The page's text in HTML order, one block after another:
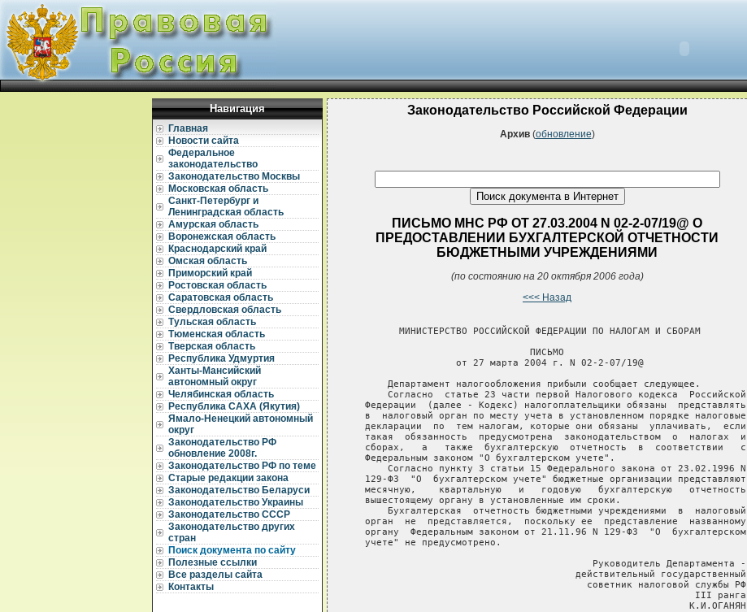
Навигация
Главная
Новости сайта
Федеральное
законодательство
Законодательство Москвы
Московская область
Санкт-Петербург и
Ленинградская область
Амурская область
Воронежская область
Краснодарский край
Омская область
Приморский край
Ростовская область
Саратовская область
Свердловская область
Тульская область
Тюменская область
Тверская область
Республика Удмуртия
Ханты-Мансийский
автономный округ
Челябинская область
Республика САХА (Якутия)
Ямало-Ненецкий автономный
округ
Законодательство РФ
обновление 2008г.
Законодательство РФ по теме
Старые редакции закона
Законодательство Беларуси
Законодательство Украины
Законодательство СССР
Законодательство других
стран
Поиск документа по сайту
Полезные ссылки
Все разделы сайта
Контакты
Законодательство Российской Федерации
Архив (обновление)
ПИСЬМО МНС РФ ОТ 27.03.2004 N 02-2-07/19@ О
ПРЕДОСТАВЛЕНИИ БУХГАЛТЕРСКОЙ ОТЧЕТНОСТИ
БЮДЖЕТНЫМИ УЧРЕЖДЕНИЯМИ
(по состоянию на 20 октября 2006 года)
<<< Назад
         МИНИСТЕРСТВО РОССИЙСКОЙ ФЕДЕРАЦИИ ПО НАЛОГАМ И СБОРАМ
                                ПИСЬМО
                   от 27 марта 2004 г. N 02-2-07/19@
       Департамент налогообложения прибыли сообщает следующее.
       Согласно  статье 23 части первой Налогового кодекса  Российской
   Федерации  (далее - Кодекс) налогоплательщики обязаны  представлять
   в  налоговый орган по месту учета в установленном порядке налоговые
   декларации  по  тем налогам, которые они обязаны  уплачивать,  если
   такая  обязанность  предусмотрена  законодательством  о  налогах  и
   сборах,   а   также  бухгалтерскую  отчетность  в  соответствии   с
   Федеральным законом "О бухгалтерском учете".
       Согласно пункту 3 статьи 15 Федерального закона от 23.02.1996 N
   129-ФЗ  "О  бухгалтерском учете" бюджетные организации представляют
   месячную,    квартальную   и   годовую   бухгалтерскую   отчетность
   вышестоящему органу в установленные им сроки.
       Бухгалтерская  отчетность бюджетными учреждениями  в  налоговый
   орган  не  представляется,  поскольку ее  представление  названному
   органу  Федеральным законом от 21.11.96 N 129-ФЗ  "О  бухгалтерском
   учете" не предусмотрено.
                                           Руководитель Департамента -
                                        действительный государственный
                                          советник налоговой службы РФ
                                                             III ранга
                                                            К.И.ОГАНЯН